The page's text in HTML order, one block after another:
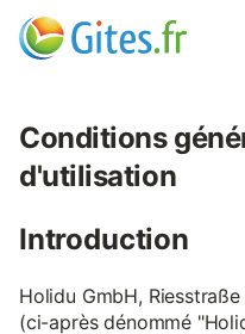
Conditions
d'utilisation
Introduction
Holidu GmbH,
(ci-après dénommé